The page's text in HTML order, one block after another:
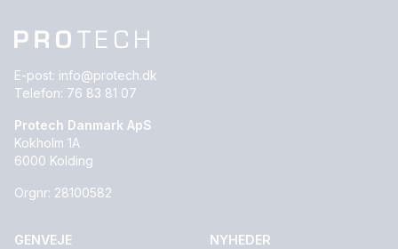
E-post: info@protech.dk
Telefon: 76 83 81 07
Protech Danmark ApS
Kokholm 1A
6000 Kolding
Orgnr: 28100582
GENVEJE NYHEDER